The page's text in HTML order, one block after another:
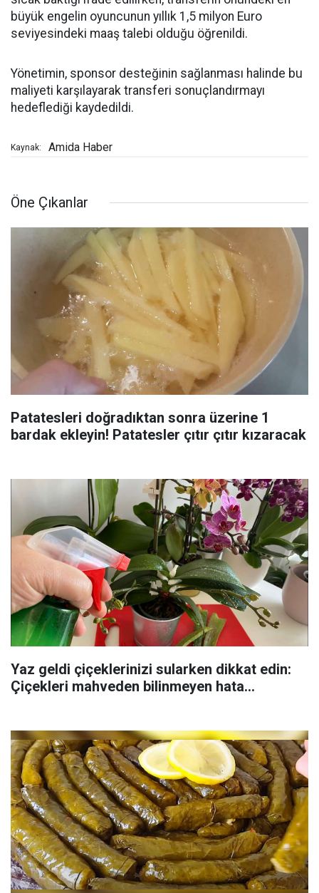
büyük engelin oyuncunun yıllık 1,5 milyon Euro
seviyesindeki maaş talebi olduğu öğrenildi.
Yönetimin, sponsor desteğinin sağlanması halinde bu
maliyeti karşılayarak transferi sonuçlandırmayı
hedeflediği kaydedildi.
Kaynak: Amida Haber
Öne Çıkanlar
Patatesleri doğradıktan sonra üzerine 1
bardak ekleyin! Patatesler çıtır çıtır kızaracak
Yaz geldi çiçeklerinizi sularken dikkat edin:
Çiçekleri mahveden bilinmeyen hata...